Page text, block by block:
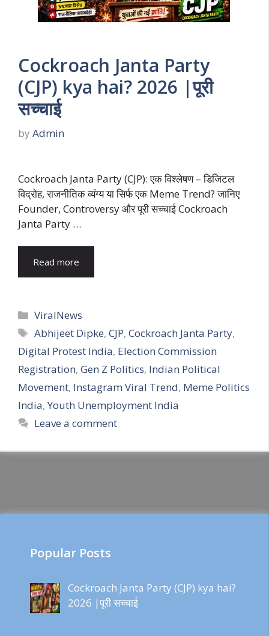
Cockroach Janta Party
(CJP) kya hai? 2026 |पूरी
सच्चाई
by Admin
Cockroach Janta Party (CJP): एक विश्लेषण – डिजिटल
विद्रोह, राजनीतिक व्यंग्य या सिर्फ एक Meme Trend? जानिए
Founder, Controversy और पूरी सच्चाई Cockroach
Janta Party …
Read more
Categories
ViralNews
Tags
Abhijeet Dipke,CJP,Cockroach Janta Party,
Digital Protest India, Election Commission
Registration, Gen Z Politics, Indian Political
Movement, Instagram Viral Trend, Meme Politics
India, Youth Unemployment India
Leave a comment
Popular Posts
Cockroach Janta Party (CJP) kya hai?
2026 |पूरी सच्चाई